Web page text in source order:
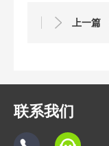
上一篇
联系我们